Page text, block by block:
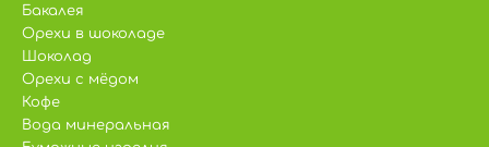
Бакалея
Орехи в шоколаде
Шоколад
Орехи с мёдом
Кофе
Вода минеральная